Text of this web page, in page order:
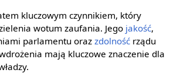
kluczowym czynnikiem, który
wotum zaufania. Jego jakość,
parlamentu oraz zdolnośćrządu
mają kluczowe znaczenie dla